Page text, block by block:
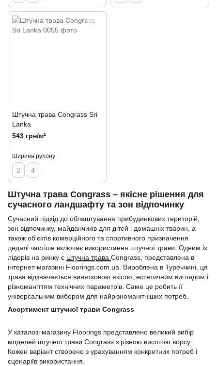
Штучна трава Congrass Sri
Lanka
543 грн/м²
Ширина рулону
2 4
Штучна трава Congrass – якісне рішення для
сучасного ландшафту та зон відпочинку
Сучасний підхід до облаштування прибудинкових територій,
зон відпочинку, майданчиків для дітей і домашніх тварин, а
також об'єктів комерційного та спортивного призначення
дедалі частіше включає використання штучної трави. Одним із
лідерів на ринку є штучна трава Congrass, представлена в
інтернет-магазині Floorings.com.ua. Вироблена в Туреччині, ця
трава відзначається винятковою якістю, естетичним виглядом і
різноманіттям технічних параметрів. Саме це робить її
універсальним вибором для найрізноманітніших потреб.
Асортимент штучної трави Congrass
У каталозі магазину Floorings представлено великий вибір
моделей штучної трави Congrass з різною висотою ворсу.
Кожен варіант створено з урахуванням конкретних потреб і
сценаріїв використання.